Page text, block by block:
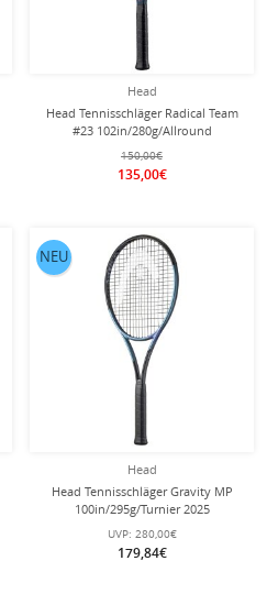
Head
Head Tennisschläger Radical Team
#23 102in/280g/Allround
rot/schwarz TESTSCHLÄGER (wie
NEU) - besaitet -
150,00€
135,00€
Head
Head Tennisschläger Gravity MP
100in/295g/Turnier 2025
schwarz/blau - unbesaitet -
UVP: 280,00€
179,84€
NEU